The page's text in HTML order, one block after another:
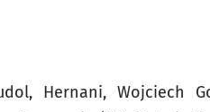
Hernani, Wojciech